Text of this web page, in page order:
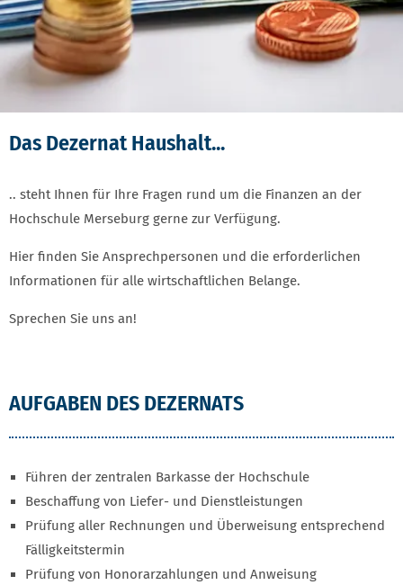
Das Dezernat Haushalt...
.. steht Ihnen für Ihre Fragen rund um die Finanzen an der
Hochschule Merseburg gerne zur Verfügung.
Hier finden Sie Ansprechpersonen und die erforderlichen
Informationen für alle wirtschaftlichen Belange.
Sprechen Sie uns an!
AUFGABEN DES DEZERNATS
Führen der zentralen Barkasse der Hochschule
Beschaffung von Liefer- und Dienstleistungen
Prüfung aller Rechnungen und Überweisung entsprechend
Fälligkeitstermin
Prüfung von Honorarzahlungen und Anweisung